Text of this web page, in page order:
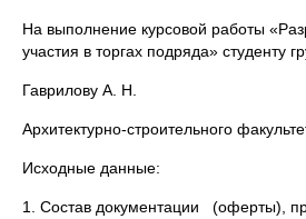
На выполнение курсовой работы
участия в торгах подряда» студенту
Гаврилову А. Н.
Архитектурно-строительного
Исходные данные:
1. Состав документации (оферты),